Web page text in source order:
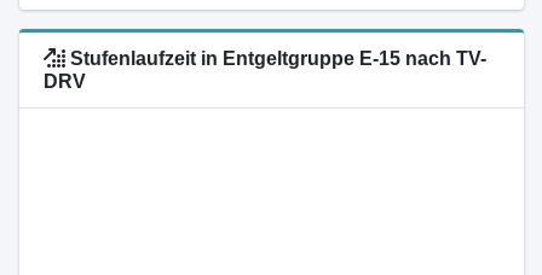
Stufenlaufzeit in Entgeltgruppe E-15 nach TV-
DRV